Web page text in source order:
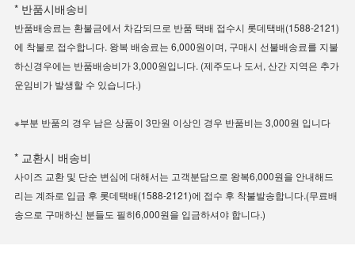
* 반품시배송비
반품배송료는 환불금에서 차감되므로 반품 택배 접수시 롯데택배(1588-2121)
에 착불로 접수합니다. 왕복 배송료는 6,000원이며, 구매시 선불배송료를 지불
하신경우에는 반품배송비가 3,000원입니다. (제주도나 도서, 산간 지역은 추가
운임비가 발생할 수 있습니다.)
※부분 반품의 경우 남은 상품이 3만원 이상인 경우 반품비는 3,000원 입니다
* 교환시 배송비
사이즈 교환 및 단순 변심에 대해서는 고객분담으로 왕복6,000원을 안내해드
리는 계좌로 입금 후 롯데택배(1588-2121)에 접수 후 착불발송합니다.(무료배
송으로 구매하신 분들도 필히6,000원을 입금하셔야 합니다.)